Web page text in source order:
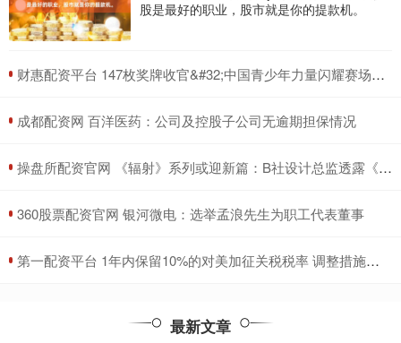
股是最好的职业，股市就是你的提款机。
​财惠配资平台 147枚奖牌收官&#32;中国青少年力量闪耀赛场——巴林亚青会中国代表团综述
​成都配资网 百洋医药：公司及控股子公司无逾期担保情况
​操盘所配资官网 《辐射》系列或迎新篇：B社设计总监透露《辐射5》将突破传统剧情框架
​360股票配资官网 银河微电：选举孟浪先生为职工代表董事
​第一配资平台 1年内保留10%的对美加征关税税率 调整措施公告发布
最新文章